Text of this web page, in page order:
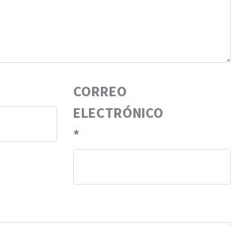
CORREO
ELECTRÓNICO
*